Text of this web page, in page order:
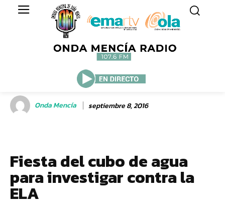
Onda Mencía septiembre 8, 2016
Fiesta del cubo de agua
para investigar contra la
ELA